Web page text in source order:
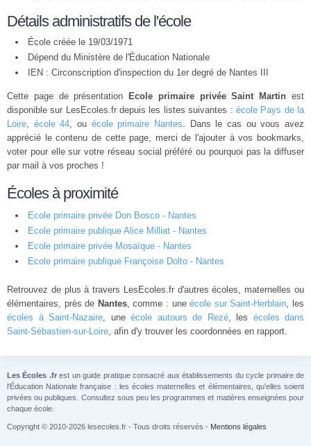
Détails administratifs de l'école
École créée le 19/03/1971
Dépend du Ministère de l'Éducation Nationale
IEN : Circonscription d'inspection du 1er degré de Nantes III
Cette page de présentation Ecole primaire privée Saint Martin est
disponible sur LesEcoles.fr depuis les listes suivantes : école Pays de la
Loire, école 44, ou école primaire Nantes. Dans le cas ou vous avez
apprécié le contenu de cette page, merci de l'ajouter à vos bookmarks,
voter pour elle sur votre réseau social préféré ou pourquoi pas la diffuser
par mail à vos proches !
Écoles à proximité
Ecole primaire privée Don Bosco - Nantes
Ecole primaire publique Alice Milliat - Nantes
Ecole primaire privée Mosaïque - Nantes
Ecole primaire publique Françoise Dolto - Nantes
Retrouvez de plus à travers LesEcoles.fr d'autres écoles, maternelles ou
élémentaires, près de Nantes, comme : uneécole sur Saint-Herblain, les
écoles à Saint-Nazaire, une école autours de Rezé, les écoles dans
Saint-Sébastien-sur-Loire, afin d'y trouver les coordonnées en rapport.
Les Écoles .frest un guide pratique consacré aux établissements du cycle primaire de
l'Éducation Nationale française : les écoles maternelles et élémentaires, qu'elles soient
privées ou publiques. Consultez sous peu les programmes et matières enseignées pour
chaque école.
Copyright © 2010-2026 lesecoles.fr - Tous droits réservés - Mentions légales